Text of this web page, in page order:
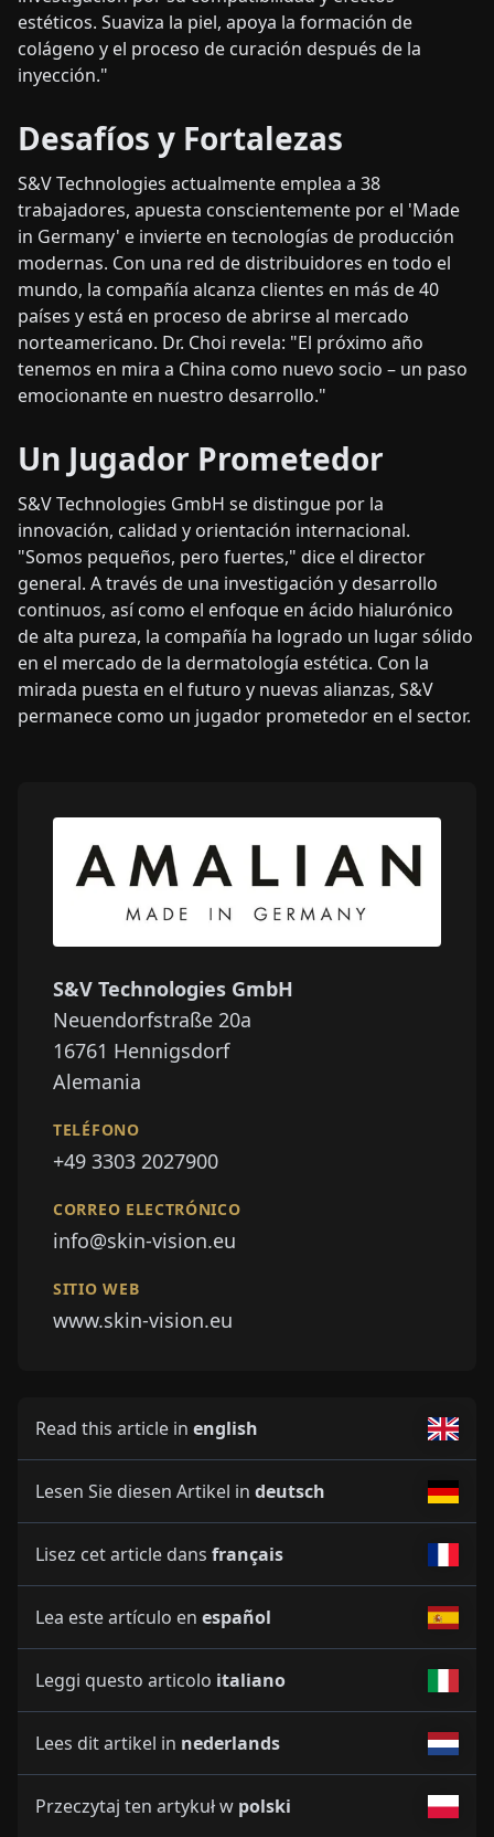
estéticos. Suaviza la piel, apoya la formación de
colágeno y el proceso de curación después de la
inyección."
Desafíos y Fortalezas
S&V Technologies actualmente emplea a 38
trabajadores, apuesta conscientemente por el 'Made
in Germany' e invierte en tecnologías de producción
modernas. Con una red de distribuidores en todo el
mundo, la compañía alcanza clientes en más de 40
países y está en proceso de abrirse al mercado
norteamericano. Dr. Choi revela: "El próximo año
tenemos en mira a China como nuevo socio – un paso
emocionante en nuestro desarrollo."
Un Jugador Prometedor
S&V Technologies GmbH se distingue por la
innovación, calidad y orientación internacional.
"Somos pequeños, pero fuertes," dice el director
general. A través de una investigación y desarrollo
continuos, así como el enfoque en ácido hialurónico
de alta pureza, la compañía ha logrado un lugar sólido
en el mercado de la dermatología estética. Con la
mirada puesta en el futuro y nuevas alianzas, S&V
permanece como un jugador prometedor en el sector.
S&V Technologies GmbH
Neuendorfstraße 20a
16761 Hennigsdorf
Alemania
TELÉFONO
+49 3303 2027900
CORREO ELECTRÓNICO
info@skin-vision.eu
SITIO WEB
www.skin-vision.eu
Read this article in english
Lesen Sie diesen Artikel in deutsch
Lisez cet article dans français
Lea este artículo en español
Leggi questo articolo italiano
Lees dit artikel in nederlands
Przeczytaj ten artykuł w polski